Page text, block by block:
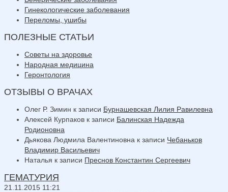
Гинекологические заболевания
Переломы, ушибы
ПОЛЕЗНЫЕ СТАТЬИ
Советы на здоровье
Народная медицина
Геронтология
ОТЗЫВЫ О ВРАЧАХ
Олег Р. Зимин к записи Бурнашевская Лилия Равилевна
Алексей Курпаков к записи Балинская Надежда
Родионовна
Дьякова Людмила Валентиновна к записи Чебаньков
Владимир Васильевич
Наталья к записи Преснов Константин Сергеевич
ГЕМАТУРИЯ
21.11.2015 11:21